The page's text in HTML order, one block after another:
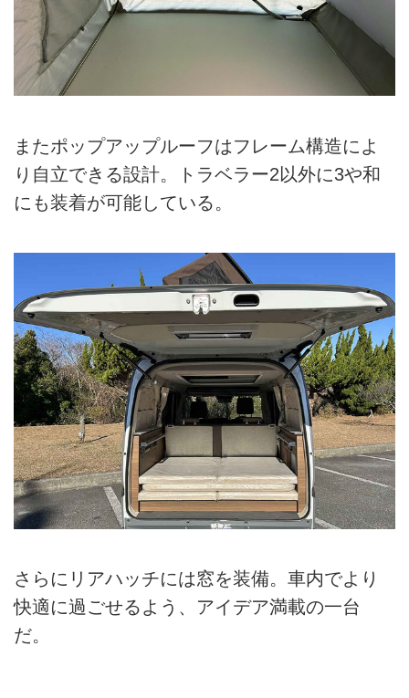
またポップアップルーフはフレーム構造によ
り自立できる設計。トラベラー2以外に3や和
にも装着が可能している。
さらにリアハッチには窓を装備。車内でより
快適に過ごせるよう、アイデア満載の一台
だ。